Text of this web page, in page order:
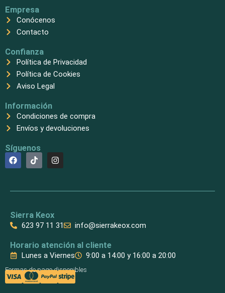
Empresa
Conócenos
Contacto
Confianza
Política de Privacidad
Política de Cookies
Aviso Legal
Información
Condiciones de compra
Envíos y devoluciones
Síguenos
F
a
k
T
i
I
n
m
Sierra Keox
623 97 11 31 info@sierrakeox.com
Horario atención al cliente
Lunes a Viernes 9:00 a 14:00 y 16:00 a 20:00
Formas de pago disponibles